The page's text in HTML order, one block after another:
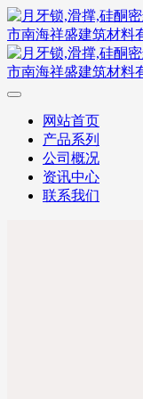
网站首页
产品系列
公司概况
资讯中心
联系我们